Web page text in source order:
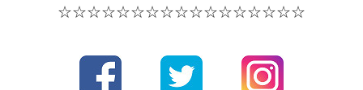
☆☆☆☆☆☆☆☆☆☆☆☆☆☆☆☆☆